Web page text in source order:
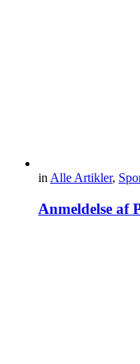
inAlle Artikler,
Anmeldelse af